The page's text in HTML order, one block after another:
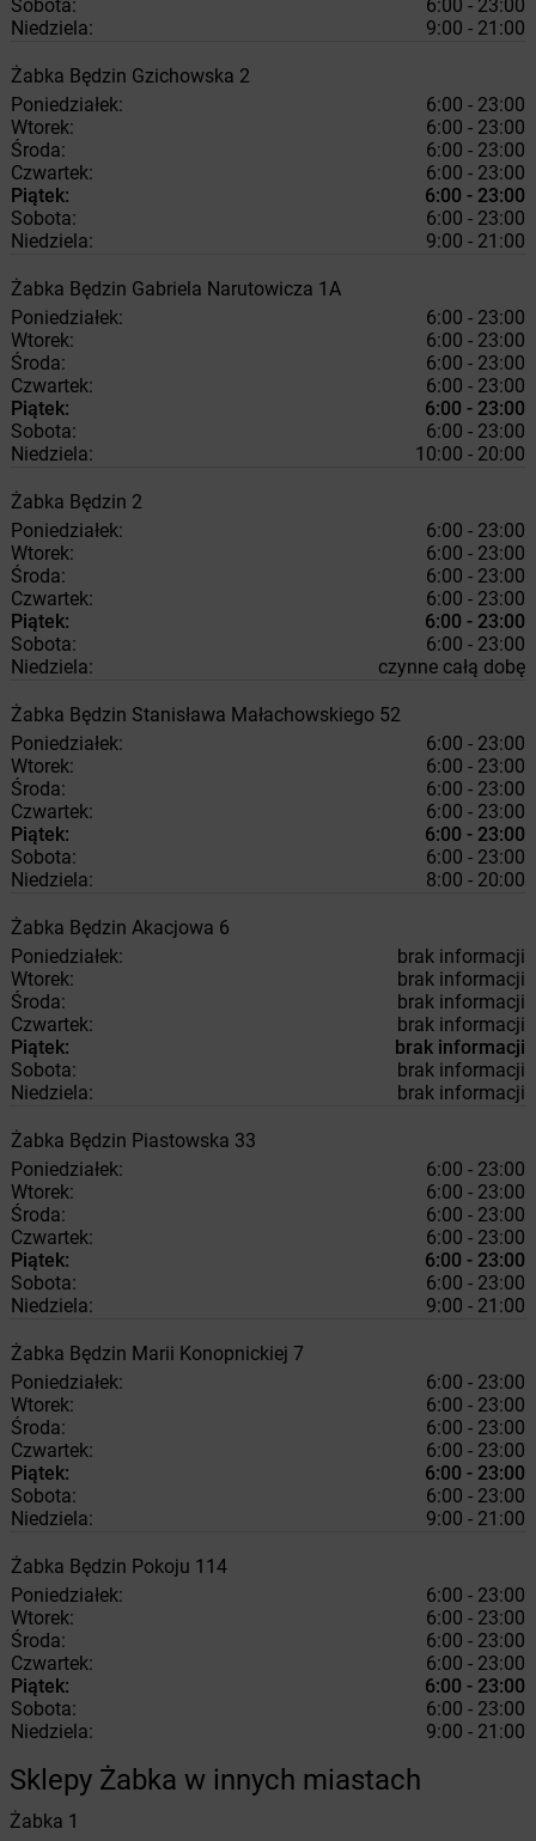
Sobota:
6:00 - 23:00
Niedziela:
9:00 - 21:00
Żabka Będzin Gzichowska 2
Poniedziałek:
6:00 - 23:00
Wtorek:
6:00 - 23:00
Środa:
6:00 - 23:00
Czwartek:
6:00 - 23:00
Piątek:
6:00 - 23:00
Sobota:
6:00 - 23:00
Niedziela:
9:00 - 21:00
Żabka Będzin Gabriela Narutowicza 1A
Poniedziałek:
6:00 - 23:00
Wtorek:
6:00 - 23:00
Środa:
6:00 - 23:00
Czwartek:
6:00 - 23:00
Piątek:
6:00 - 23:00
Sobota:
6:00 - 23:00
Niedziela:
10:00 - 20:00
Żabka Będzin 2
Poniedziałek:
6:00 - 23:00
Wtorek:
6:00 - 23:00
Środa:
6:00 - 23:00
Czwartek:
6:00 - 23:00
Piątek:
6:00 - 23:00
Sobota:
6:00 - 23:00
Niedziela:
czynne całą dobę
Żabka Będzin Stanisława Małachowskiego 52
Poniedziałek:
6:00 - 23:00
Wtorek:
6:00 - 23:00
Środa:
6:00 - 23:00
Czwartek:
6:00 - 23:00
Piątek:
6:00 - 23:00
Sobota:
6:00 - 23:00
Niedziela:
8:00 - 20:00
Żabka Będzin Akacjowa 6
Poniedziałek:
brak informacji
Wtorek:
brak informacji
Środa:
brak informacji
Czwartek:
brak informacji
Piątek:
brak informacji
Sobota:
brak informacji
Niedziela:
brak informacji
Żabka Będzin Piastowska 33
Poniedziałek:
6:00 - 23:00
Wtorek:
6:00 - 23:00
Środa:
6:00 - 23:00
Czwartek:
6:00 - 23:00
Piątek:
6:00 - 23:00
Sobota:
6:00 - 23:00
Niedziela:
9:00 - 21:00
Żabka Będzin Marii Konopnickiej 7
Poniedziałek:
6:00 - 23:00
Wtorek:
6:00 - 23:00
Środa:
6:00 - 23:00
Czwartek:
6:00 - 23:00
Piątek:
6:00 - 23:00
Sobota:
6:00 - 23:00
Niedziela:
9:00 - 21:00
Żabka Będzin Pokoju 114
Poniedziałek:
6:00 - 23:00
Wtorek:
6:00 - 23:00
Środa:
6:00 - 23:00
Czwartek:
6:00 - 23:00
Piątek:
6:00 - 23:00
Sobota:
6:00 - 23:00
Niedziela:
9:00 - 21:00
Sklepy Żabka w innych miastach
Żabka 1